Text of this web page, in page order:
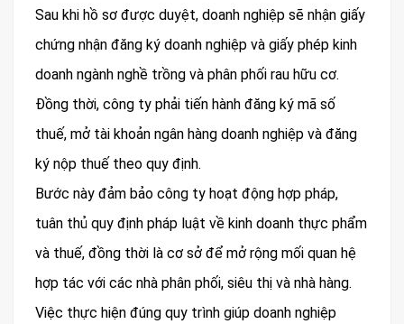
Sau khi hồ sơ được duyệt, doanh nghiệp sẽ nhận giấy
chứng nhận đăng ký doanh nghiệp và giấy phép kinh
doanh ngành nghề trồng và phân phối rau hữu cơ.
Đồng thời, công ty phải tiến hành đăng ký mã số
thuế, mở tài khoản ngân hàng doanh nghiệp và đăng
ký nộp thuế theo quy định.
Bước này đảm bảo công ty hoạt động hợp pháp,
tuân thủ quy định pháp luật về kinh doanh thực phẩm
và thuế, đồng thời là cơ sở để mở rộng mối quan hệ
hợp tác với các nhà phân phối, siêu thị và nhà hàng.
Việc thực hiện đúng quy trình giúp doanh nghiệp